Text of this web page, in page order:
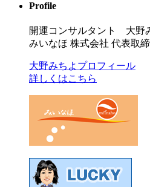
Profile
開運コンサルタント 大野
みいなほ 株式会社 代表取
大野みちよプロフィール
詳しくはこちら